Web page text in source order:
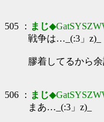
505 ： まじ
戦争は…_(:3」z)_
膠着してるから
506 ： まじ
まあ…_(:3」z)_